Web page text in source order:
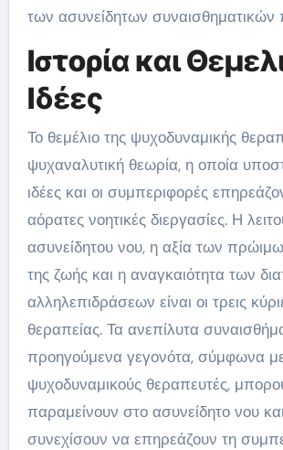
των ασυνείδητων
Ιστορία και
Ιδέες
Το θεμέλιο της ψυχοδυναμικής
ψυχαναλυτική θεωρία, η οποία
ιδέες και οι συμπεριφορές
αόρατες νοητικές διεργασίες. Η
ασυνείδητου νου, η αξία των
της ζωής και η αναγκαιότητα των
αλληλεπιδράσεων είναι οι τρεις
θεραπείας. Τα ανεπίλυτα
προηγούμενα γεγονότα, σύμφωνα
ψυχοδυναμικούς θεραπευτές,
παραμείνουν στο ασυνείδητο νου
συνεχίσουν να επηρεάζουν τη